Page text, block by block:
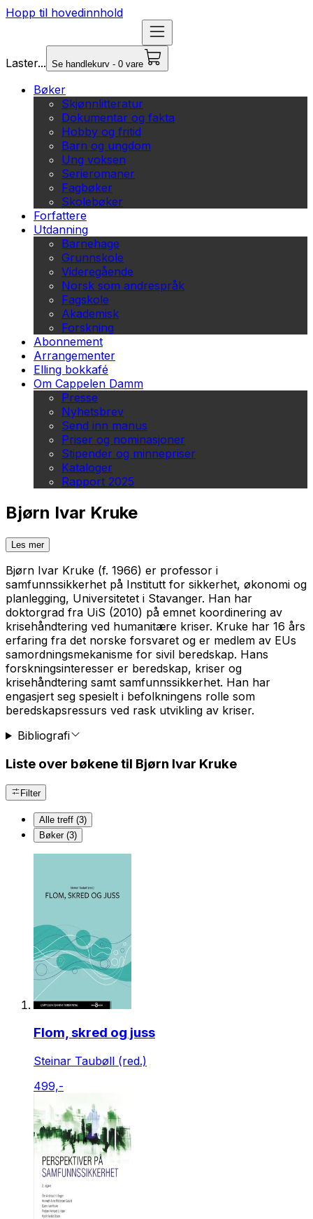
Hopp til hovedinnhold
Laster... Se handlekurv - 0 vare
Bøker
Skjønnlitteratur
Dokumentar og fakta
Hobby og fritid
Barn og ungdom
Ung voksen
Serieromaner
Fagbøker
Skolebøker
Forfattere
Utdanning
Barnehage
Grunnskole
Videregående
Norsk som andrespråk
Fagskole
Akademisk
Forskning
Abonnement
Arrangementer
Elling bokkafé
Om Cappelen Damm
Presse
Nyhetsbrev
Send inn manus
Priser og nominasjoner
Stipender og minnepriser
Kataloger
Rapport 2025
Bjørn Ivar Kruke
Les mer
Bjørn Ivar Kruke (f. 1966) er professor i
samfunnssikkerhet på Institutt for sikkerhet, økonomi og
planlegging, Universitetet i Stavanger. Han har
doktorgrad fra UiS (2010) på emnet koordinering av
krisehåndtering ved humanitære kriser. Kruke har 16 års
erfaring fra det norske forsvaret og er medlem av EUs
samordningsmekanisme for sivil beredskap. Hans
forskningsinteresser er beredskap, kriser og
krisehåndtering samt samfunnssikkerhet. Han har
engasjert seg spesielt i befolkningens rolle som
beredskapsressurs ved rask utvikling av kriser.
Bibliografi
Liste over bøkene til Bjørn Ivar Kruke
Filter
Alle treff (3)
Bøker (3)
Flom, skred og juss
Steinar Taubøll (red.)
499,-